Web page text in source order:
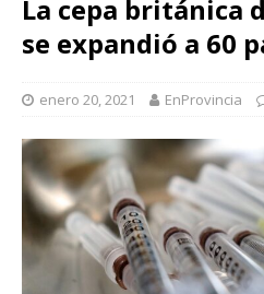
La cepa británica
se expandió a 60
enero 20, 2021 EnProvincia